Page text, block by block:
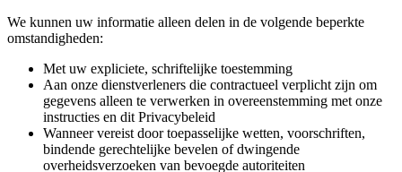
We kunnen uw informatie alleen delen in de volgende beperkte
omstandigheden:
Met uw expliciete, schriftelijke toestemming
Aan onze dienstverleners die contractueel verplicht zijn om
gegevens alleen te verwerken in overeenstemming met onze
instructies en dit Privacybeleid
Wanneer vereist door toepasselijke wetten, voorschriften,
bindende gerechtelijke bevelen of dwingende
overheidsverzoeken van bevoegde autoriteiten